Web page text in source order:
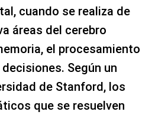
cuando se realiza de
áreas del cerebro
el procesamiento
Según un
de Stanford, los
que se resuelven